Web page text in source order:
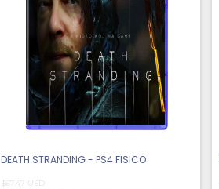
DEATH STRANDING - PS4 FISICO
$67.47 USD